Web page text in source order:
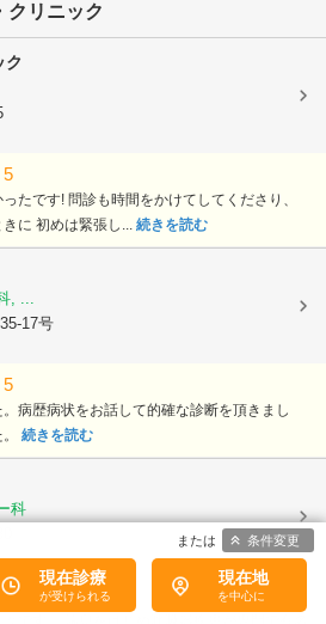
クリニック
ク
5
たです! 問診も時間をかけてしてくださり、
に 初めは緊張し... 続きを読む
, ...
17号
5
病歴病状をお話して的確な診断を頂きまし
続きを読む
科
5
現在診療 現在地
条件変更